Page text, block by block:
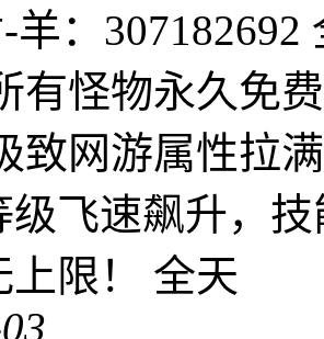
羊：
有怪物永久免
致网游属性拉
级飞速飙升，
上限！ 全天